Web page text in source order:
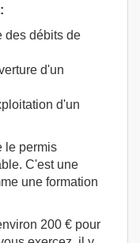
des débits de
d'un
d'un
le permis
C'est une
une formation
200 € pour